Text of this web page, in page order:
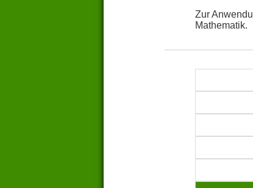
Zur
Mathematik.